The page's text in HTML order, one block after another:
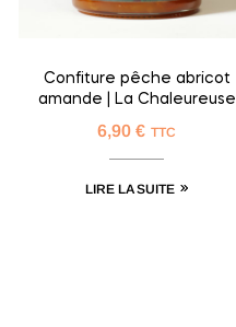
Confiture pêche abricot
amande | La Chaleureuse
6,90 € TTC
LIRE LA SUITE